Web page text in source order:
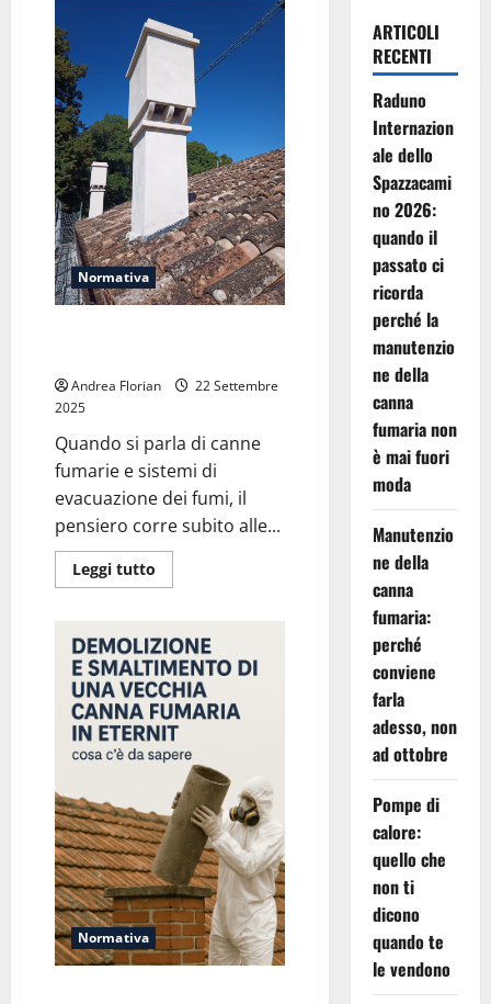
più
incendi:
sicurezza
parte
dalla
canna
fumaria
Normativa
Andrea Florian
22 Settembre
2025
Quando si parla di canne
fumarie e sistemi di
evacuazione dei fumi, il
pensiero corre subito alle...
Leggi tutto
di
comignoli
veneziani:
storia,
tecnica
e
sicurezza
Normativa
ARTICOLI
RECENTI
Raduno
Internazion
ale dello
Spazzacami
no 2026:
quando il
passato ci
ricorda
perché la
manutenzio
ne della
canna
fumaria non
è mai fuori
moda
Manutenzio
ne della
canna
fumaria:
perché
conviene
farla
adesso, non
ad ottobre
Pompe di
calore:
quello che
non ti
dicono
quando te
le vendono